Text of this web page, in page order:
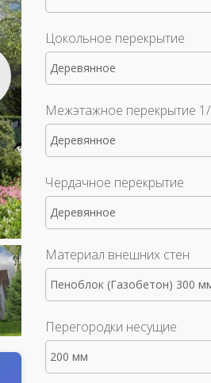
Цокольное перекрытие
Деревянное
Межэтажное перекрытие
Деревянное
Чердачное перекрытие
Деревянное
Материал внешних стен
Пеноблок (Газобетон) 300
Перегородки несущие
200 мм